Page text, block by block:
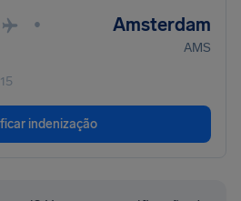
• Amsterdam
AMS
indenização